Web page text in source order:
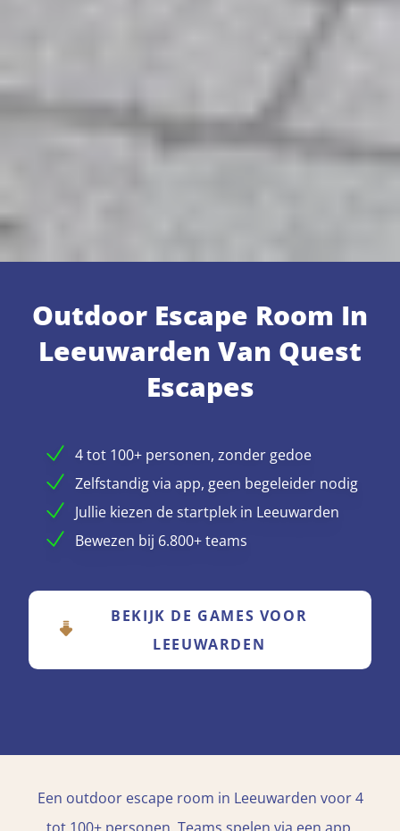
Outdoor Escape Room In
Leeuwarden Van Quest
Escapes
4 tot 100+ personen, zonder gedoe
Zelfstandig via app, geen begeleider nodig
Jullie kiezen de startplek in Leeuwarden
Bewezen bij 6.800+ teams
BEKIJK DE GAMES VOOR
LEEUWARDEN
Een outdoor escape room in Leeuwarden voor 4